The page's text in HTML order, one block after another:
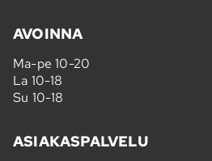
AVOINNA
Ma-pe 10-20
La 10-18
Su 10-18
ASIAKASPALVELU